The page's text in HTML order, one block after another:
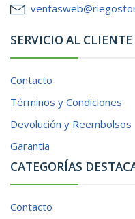
SERVICIO AL CLIENTE
Contacto
Términos y Condiciones
Devolución y Reembolsos
Garantia
CATEGORÍAS
Contacto